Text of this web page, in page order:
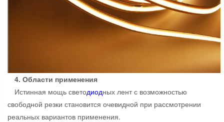
4. Области применения
Истинная мощь светодиодных лент с возможностью
свободной резки становится очевидной при рассмотрении
реальных вариантов применения.